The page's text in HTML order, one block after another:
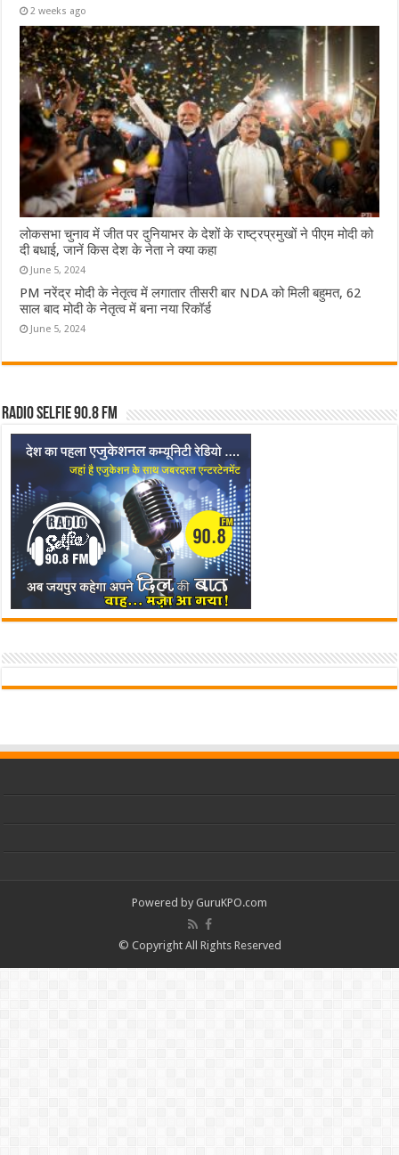
2 weeks ago
लोकसभा चुनाव में जीत पर दुनियाभर के देशों के राष्ट्रप्रमुखों ने पीएम मोदी को
दी बधाई, जानें किस देश के नेता ने क्या कहा
June 5, 2024
PM नरेंद्र मोदी के नेतृत्व में लगातार तीसरी बार NDA को मिली बहुमत, 62
साल बाद मोदी के नेतृत्व में बना नया रिकॉर्ड
June 5, 2024
Radio Selfie 90.8 FM
Powered by GuruKPO.com
© Copyright All Rights Reserved